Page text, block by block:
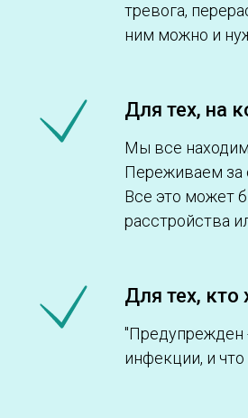
тревога,
ним можно и
Для тех, на
Мы все
Переживаем за
Все это может
расстройства
Для тех, кто
"Предупрежден
инфекции, и